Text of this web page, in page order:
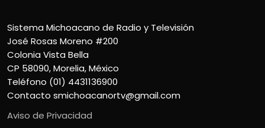
Sistema Michoacano de Radio y Televisión
José Rosas Moreno #200
Colonia Vista Bella
CP 58090, Morelia, México
Teléfono (01) 4431136900
Contacto smichoacanortv@gmail.com
Aviso de Privacidad